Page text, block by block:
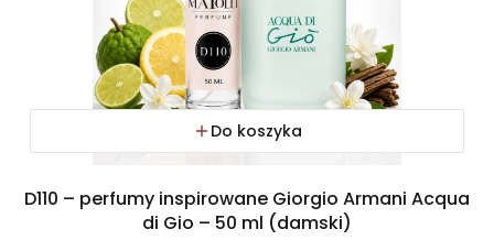
Do koszyka
D110 – perfumy inspirowane Giorgio Armani Acqua
di Gio – 50 ml (damski)